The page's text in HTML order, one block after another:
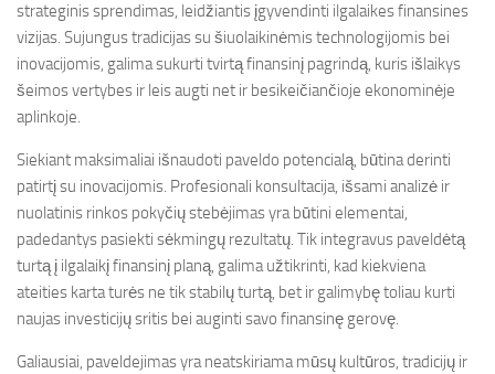
strateginis sprendimas, leidžiantis įgyvendinti ilgalaikes finansines
vizijas. Sujungus tradicijas su šiuolaikinėmis technologijomis bei
inovacijomis, galima sukurti tvirtą finansinį pagrindą, kuris išlaikys
šeimos vertybes ir leis augti net ir besikeičiančioje ekonominėje
aplinkoje.
Siekiant maksimaliai išnaudoti paveldo potencialą, būtina derinti
patirtį su inovacijomis. Profesionali konsultacija, išsami analizė ir
nuolatinis rinkos pokyčių stebėjimas yra būtini elementai,
padedantys pasiekti sėkmingų rezultatų. Tik integravus paveldėtą
turtą į ilgalaikį finansinį planą, galima užtikrinti, kad kiekviena
ateities karta turės ne tik stabilų turtą, bet ir galimybę toliau kurti
naujas investicijų sritis bei auginti savo finansinę gerovę.
Galiausiai, paveldejimas yra neatskiriama mūsų kultūros, tradicijų ir